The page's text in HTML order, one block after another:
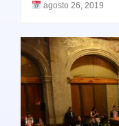
agosto 26, 2019